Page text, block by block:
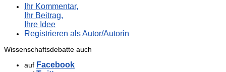
Ihr Kommentar,
Ihr Beitrag,
Ihre Idee
Registrieren als Autor/Autorin
Wissenschaftsdebatte auch
auf Facebook